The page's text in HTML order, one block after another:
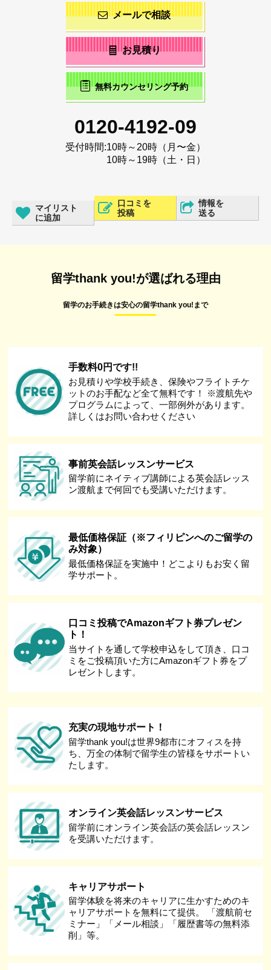
メールで相談
お見積り
無料カウンセリング予約
0120-4192-09
受付時間:10時～20時（月〜金）
10時～19時（土・日）
マイリスト
に追加
口コミを
投稿
情報を
送る
留学thank you!が選ばれる理由
留学のお手続きは安心の留学thank you!まで
手数料0円です!!
お見積りや学校手続き、保険やフライトチケ
ットのお手配など全て無料です！ ※渡航先や
プログラムによって、一部例外があります。
詳しくはお問い合わせください
事前英会話レッスンサービス
留学前にネイティブ講師による英会話レッス
ン渡航まで何回でも受講いただけます。
最低価格保証（※フィリピンへのご留学の
み対象）
最低価格保証を実施中！どこよりもお安く留
学サポート。
口コミ投稿でAmazonギフト券プレゼン
ト！
当サイトを通して学校申込をして頂き、口コ
ミをご投稿頂いた方にAmazonギフト券をプ
レゼントします。
充実の現地サポート！
留学thank you!は世界9都市にオフィスを持
ち、万全の体制で留学生の皆様をサポートい
たします。
オンライン英会話レッスンサービス
留学前にオンライン英会話の英会話レッスン
を受講いただけます。
キャリアサポート
留学体験を将来のキャリアに生かすためのキ
ャリアサポートを無料にて提供。 「渡航前セ
ミナー」「メール相談」「履歴書等の無料添
削」等。